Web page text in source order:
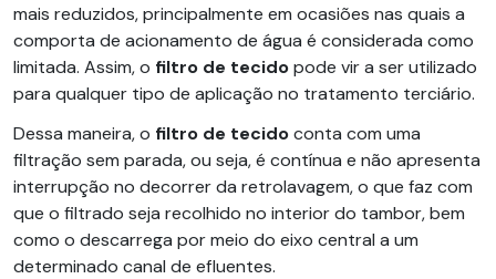
mais reduzidos, principalmente em ocasiões nas quais a
comporta de acionamento de água é considerada como
limitada. Assim, o filtro de tecidopode vir a ser utilizado
para qualquer tipo de aplicação no tratamento terciário.
Dessa maneira, o filtro de tecidoconta com uma
filtração sem parada, ou seja, é contínua e não apresenta
interrupção no decorrer da retrolavagem, o que faz com
que o filtrado seja recolhido no interior do tambor, bem
como o descarrega por meio do eixo central a um
determinado canal de efluentes.